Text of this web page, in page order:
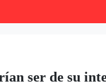
ser de su